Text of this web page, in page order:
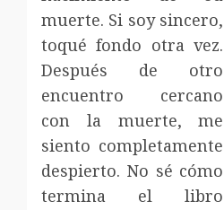
muerte. Si soy sincero,
toqué fondo otra vez.
Después de otro
encuentro cercano
con la muerte, me
siento completamente
despierto. No sé cómo
termina el libro